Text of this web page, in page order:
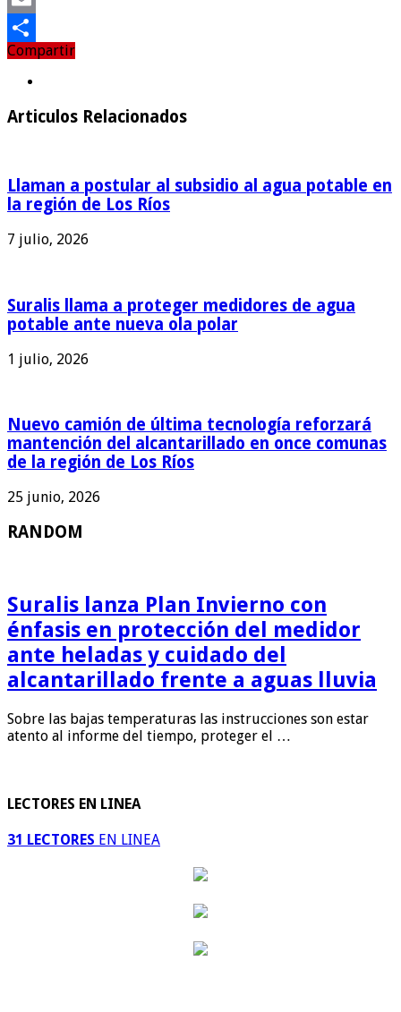
Email
Compartir
Compartir
Articulos Relacionados
Llaman a postular al subsidio al agua potable en
la región de Los Ríos
7 julio, 2026
Suralis llama a proteger medidores de agua
potable ante nueva ola polar
1 julio, 2026
Nuevo camión de última tecnología reforzará
mantención del alcantarillado en once comunas
de la región de Los Ríos
25 junio, 2026
RANDOM
Suralis lanza Plan Invierno con
énfasis en protección del medidor
ante heladas y cuidado del
alcantarillado frente a aguas lluvia
Sobre las bajas temperaturas las instrucciones son estar
atento al informe del tiempo, proteger el …
LECTORES EN LINEA
31 LECTORES EN LINEA